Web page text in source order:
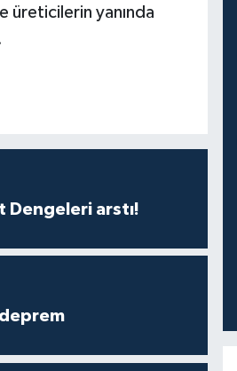
üreticilerin yanında
Dengeleri arstı!